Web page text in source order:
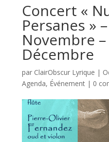
Concert «
Persanes »
Novembre
Décembre
par ClairObscur Lyrique |
Agenda, Événement| 0